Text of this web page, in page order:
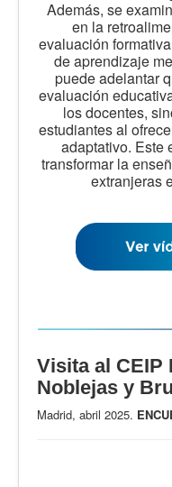
Además, se
en la
evaluación
de aprendizaje
puede adelantar
evaluación
los docentes,
estudiantes al
adaptativo. Este
transformar la
extranjeras
Visita al CEIP
Noblejas y
Madrid, abril 2025.